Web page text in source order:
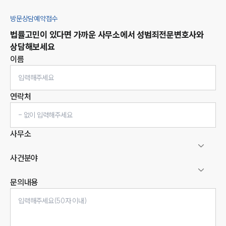
방문상담예약접수
법률고민이 있다면 가까운 사무소에서 성범죄전문변호사와
상담해보세요
이름
연락처
사무소
사건분야
문의내용